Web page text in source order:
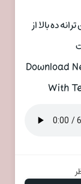
ده بالا از
Download
With